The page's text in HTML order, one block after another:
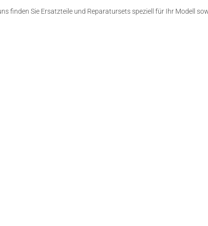
finden Sie Ersatzteile und Reparatursets speziell für Ihr Modell